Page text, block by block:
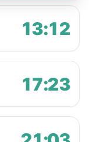
13:12
17:23